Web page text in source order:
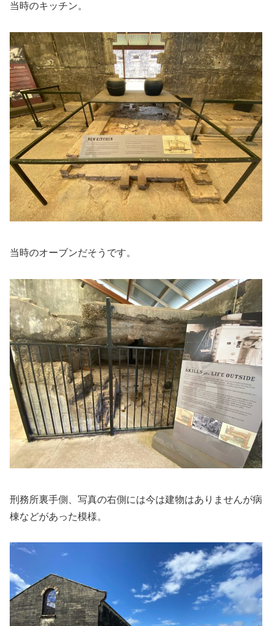
当時のキッチン。
当時のオーブンだそうです。
刑務所裏手側、写真の右側には今は建物はありませんが病
棟などがあった模様。